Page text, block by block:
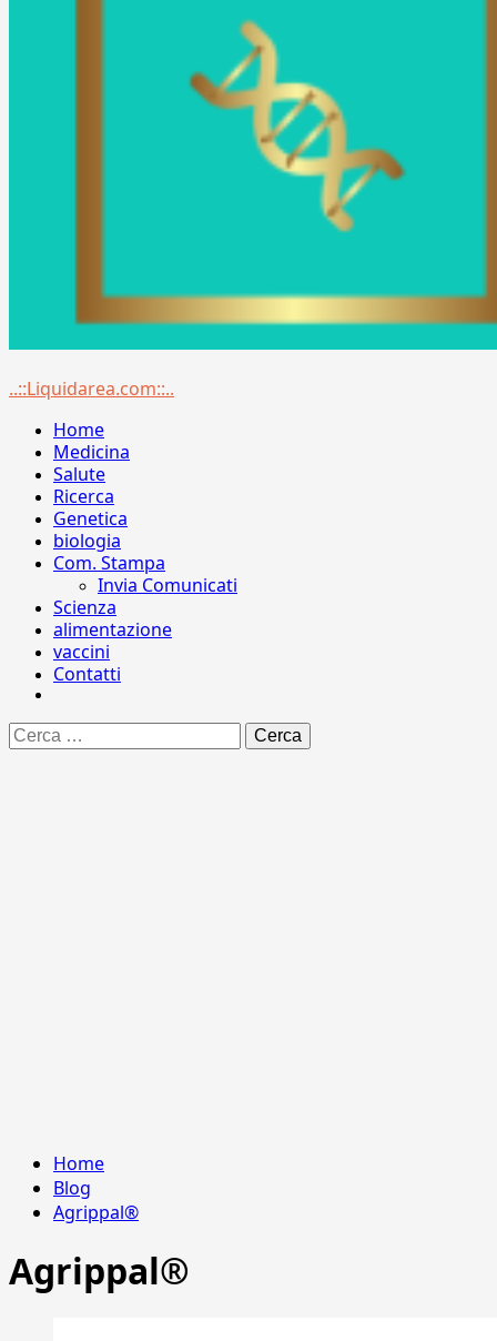
Menu
..::Liquidarea.com::..
Home
Medicina
Salute
Ricerca
Genetica
biologia
Com. Stampa
Invia Comunicati
Scienza
alimentazione
vaccini
Contatti
Ricerca
per:
Home
Blog
Agrippal®
Agrippal®